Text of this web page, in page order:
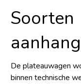
Soorten
Deplateauwagen
binnen technische